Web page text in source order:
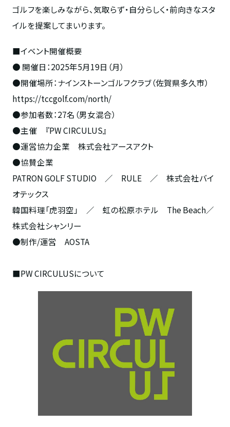
ゴルフを楽しみながら、気取らず・自分らしく・前向きなスタ
イルを提案してまいります。
■イベント開催概要
● 開催日：2025年5月19日（月）
●開催場所：ナインストーンゴルフクラブ（佐賀県多久市）
https://tccgolf.com/north/
●参加者数：27名（男女混合）
●主催 『PW CIRCULUS』
●運営協力企業 株式会社アースアクト
●協賛企業
PATRON GOLF STUDIO ／ RULE ／ 株式会社バイ
オテックス
韓国料理「虎羽空」 ／ 虹の松原ホテル The Beach／
株式会社シャンリー
●制作/運営 AOSTA
■PW CIRCULUSについて